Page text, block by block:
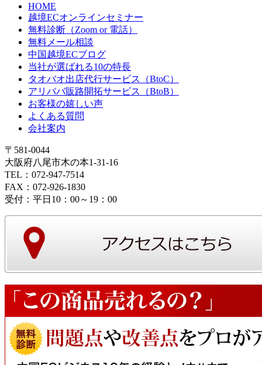
HOME
越境ECオンラインセミナー
無料診断（Zoom or 電話）
無料メール相談
中国越境ECブログ
当社が選ばれる10の特長
タオバオ出店代行サービス（BtoC）
アリババ販路開拓サービス（BtoB）
お客様の嬉しい声
よくある質問
会社案内
〒581-0044
大阪府八尾市木の本1-31-16
TEL：072-947-7514
FAX：072-926-1830
受付：平日10：00～19：00